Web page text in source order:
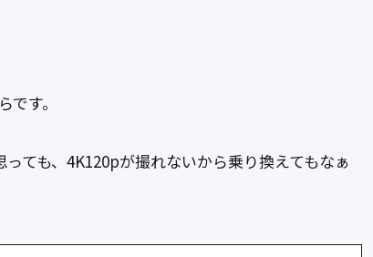
す。
ても、4K120pが撮れないから乗り換えてもなぁ